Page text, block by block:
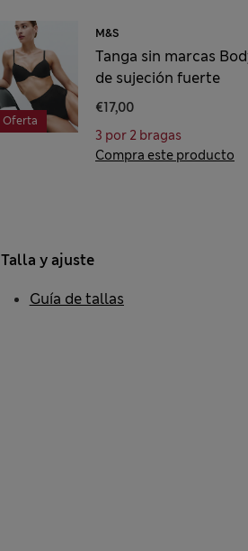
Oferta
M&S
Tanga sin marcas
de sujeción fuerte
€17,00
3 por 2 bragas
Compra este producto
Talla y ajuste
Guía de tallas